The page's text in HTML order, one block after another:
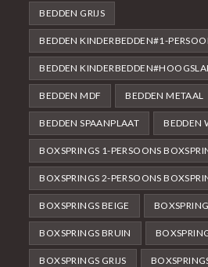
BEDDEN GRIJS
BEDDEN KINDERBEDDEN#1-
BEDDEN
BEDDEN MDF BEDDEN METAAL
BEDDEN SPAANPLAAT BEDDEN
BOXSPRINGS 1-PERSOONS
BOXSPRINGS 2-PERSOONS
BOXSPRINGS BEIGE
BOXSPRINGS BRUIN
BOXSPRINGS GRIJS